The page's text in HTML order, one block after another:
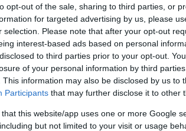
opt-out of the sale, sharing to third parties, or
for targeted advertising by us, please
selection. Please note that after your opt-out
interest-based ads based on personal
to third parties prior to your opt-out.
of your personal information by third
This information may also be disclosed by us to
Participants that may further disclose it to other
that this website/app uses one or more Google
but not limited to your visit or usage
ser aliados clave en este